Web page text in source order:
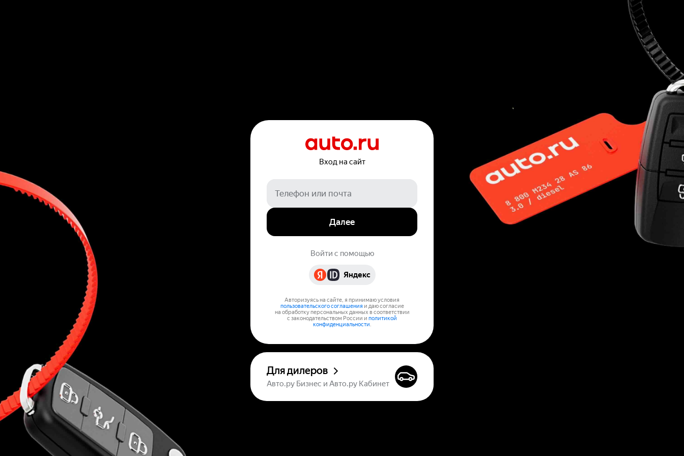
Вход на сайт
Далее
Войти с помощью
Яндекс
Авторизуясь на сайте, я принимаю условия
пользовательского соглашения и даю согласие
на обработку персональных данных в соответствии
с законодательством России и политикой
конфиденциальности.
Для дилеров
Авто.ру Бизнес и Авто.ру Кабинет